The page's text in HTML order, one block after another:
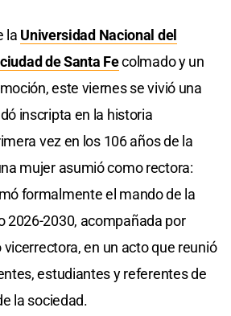
la Universidad Nacional del
ciudad de Santa Fecolmado y un
este viernes se vivió una
inscripta en la historia
vez en los 106 años de la
mujer asumió como rectora:
formalmente el mando de la
2026-2030, acompañada por
vicerrectora, en un acto que reunió
estudiantes y referentes de
la sociedad.